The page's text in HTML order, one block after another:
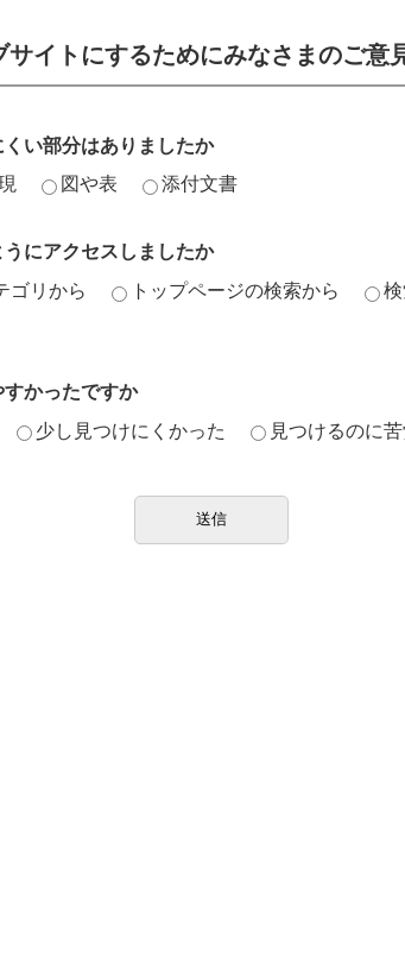
サイトにするためにみなさまのご意
い部分はありましたか
図や表 添付文書
にアクセスしましたか
ゴリから
トップページの検索から
かったですか
少し見つけにくかった 見つけるのに